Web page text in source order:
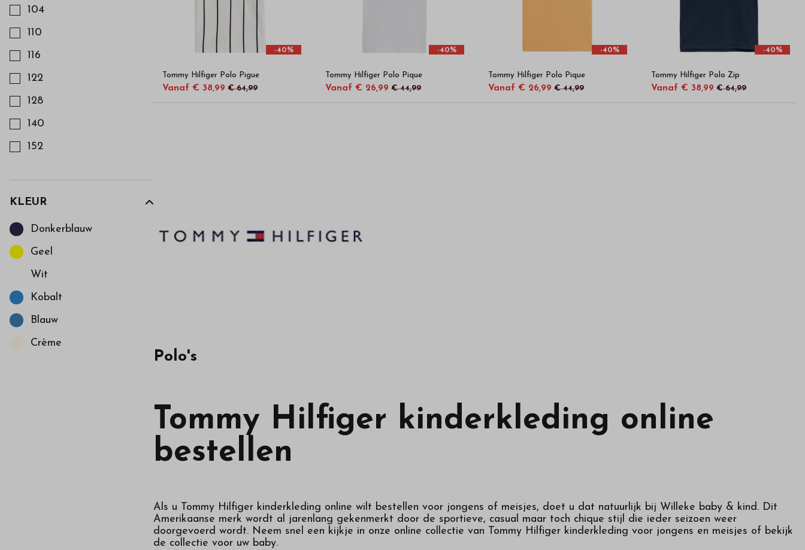
104
110
116
122
128
140
152
KLEUR
Donkerblauw
Geel
Wit
Kobalt
Blauw
Crème
-40%
Tommy Hilfiger Polo Pigue
Vanaf € 38,99 € 64,99
-40%
Tommy Hilfiger Polo Pique
Vanaf € 26,99 € 44,99
-40%
Tommy Hilfiger Polo Pique
Vanaf € 26,99 € 44,99
-40%
Tommy Hilfiger Polo Zip
Vanaf € 38,99 € 64,99
Polo's
Tommy Hilfiger kinderkleding online
bestellen
Als u Tommy Hilfiger kinderkleding online wilt bestellen voor jongens of meisjes, doet u dat natuurlijk bij Willeke baby & kind. Dit
Amerikaanse merk wordt al jarenlang gekenmerkt door de sportieve, casual maar toch chique stijl die ieder seizoen weer
doorgevoerd wordt. Neem snel een kijkje in onze online collectie van Tommy Hilfiger kinderkleding voor jongens en meisjes of bekijk
de collectie voor uw baby.